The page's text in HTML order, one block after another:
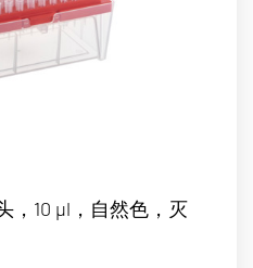
，10 µl，自然色，灭